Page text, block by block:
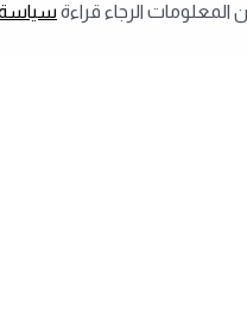
المعلومات الرجاء قراءة